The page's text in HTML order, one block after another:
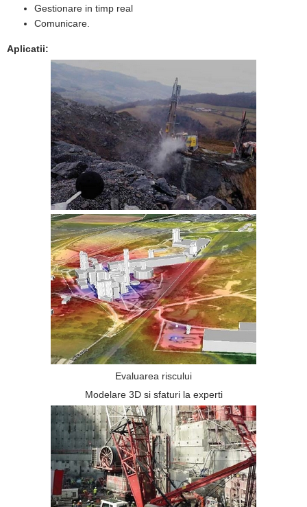
Gestionare in timp real
Comunicare.
Aplicatii:
Evaluarea riscului
Modelare 3D si sfaturi la experti